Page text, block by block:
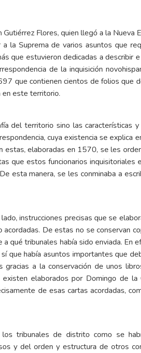
Flores, quien llegó a la Nueva
Suprema de varios asuntos que
que estuvieron dedicadas a describir
de la inquisición
que contienen cientos de folios que
en este territorio.
del territorio sino las características
cuya existencia se explica
elaboradas en 1570, se les
que estos funcionarios inquisitoriales
esta manera, se les conminaba a
instrucciones precisas que se
De estas no se conservan
qué tribunales había sido enviada. En
que había asuntos importantes que
a la conservación de unos
elaborados por Domingo de
de esas cartas acordadas,
tribunales de distrito como se
y del orden y estructura de otros